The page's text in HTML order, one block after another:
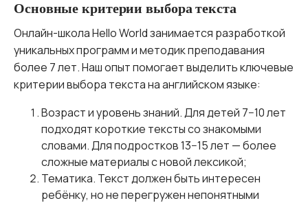
Основные критерии выбора текста
Онлайн-школа Hello World занимается разработкой
уникальных программ и методик преподавания
более 7 лет. Наш опыт помогает выделить ключевые
критерии выбора текста на английском языке:
Возраст и уровень знаний. Для детей 7−10 лет
подходят короткие тексты со знакомыми
словами. Для подростков 13−15 лет — более
сложные материалы с новой лексикой;
Тематика. Текст должен быть интересен
ребёнку, но не перегружен непонятными